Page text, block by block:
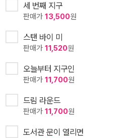
세 번째 지구
판매가 13,500원
스탠 바이 미
판매가 11,520원
오늘부터 지구인
판매가 11,700원
드림 라운드
판매가 11,700원
도서관 문이 열리면